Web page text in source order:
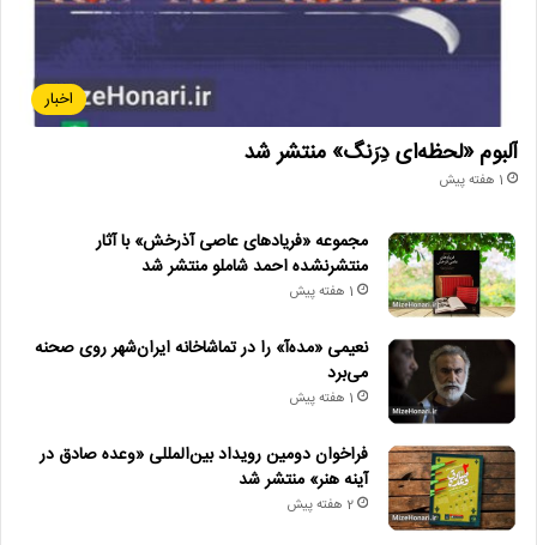
اخبار
آلبوم «لحظه‌ای دِرَنگ» منتشر شد
1 هفته پیش
مجموعه «فریادهای عاصی آذرخش» با آثار
منتشرنشده احمد شاملو منتشر شد
1 هفته پیش
نعیمی «مده‌آ» را در تماشاخانه ایران‌شهر روی صحنه
می‌برد
1 هفته پیش
فراخوان دومین رویداد بین‌المللی «وعده صادق در
آینه هنر» منتشر شد
2 هفته پیش